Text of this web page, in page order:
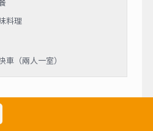
料理
車（兩人一室）
論當地人還是外國人都